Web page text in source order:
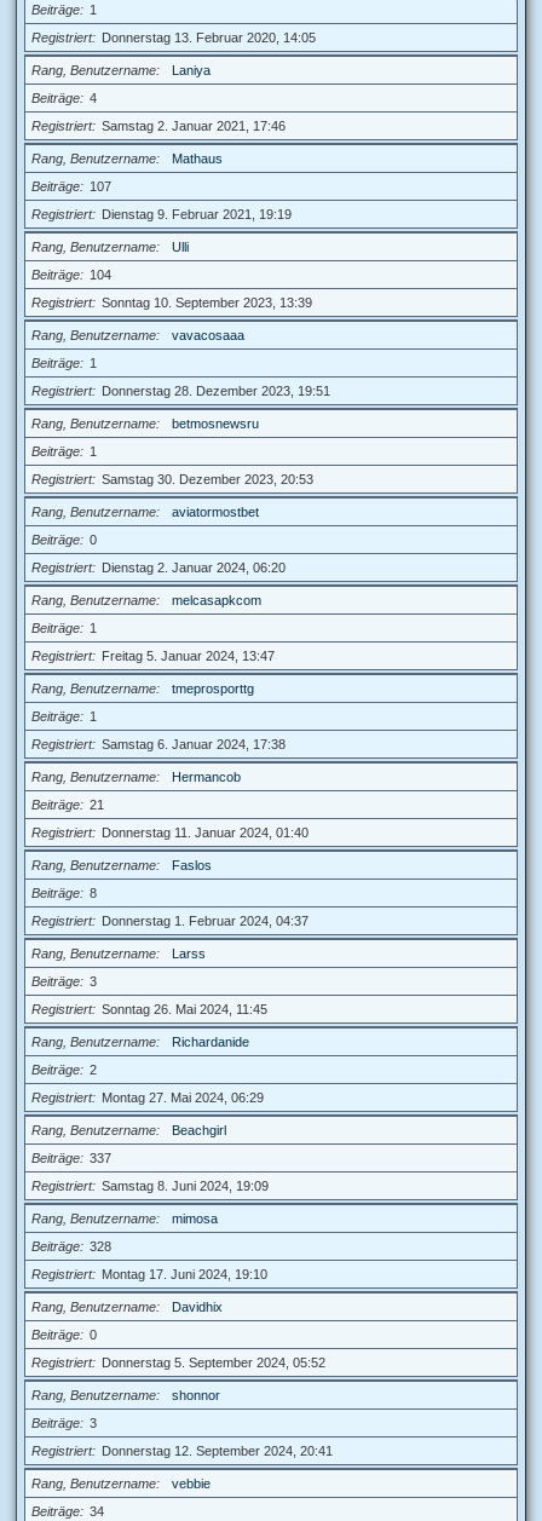
Beiträge
1
Registriert
Donnerstag 13. Februar 2020, 14:05
Rang, Benutzername
Laniya
Beiträge
4
Registriert
Samstag 2. Januar 2021, 17:46
Rang, Benutzername
Mathaus
Beiträge
107
Registriert
Dienstag 9. Februar 2021, 19:19
Rang, Benutzername
Ulli
Beiträge
104
Registriert
Sonntag 10. September 2023, 13:39
Rang, Benutzername
vavacosaaa
Beiträge
1
Registriert
Donnerstag 28. Dezember 2023, 19:51
Rang, Benutzername
betmosnewsru
Beiträge
1
Registriert
Samstag 30. Dezember 2023, 20:53
Rang, Benutzername
aviatormostbet
Beiträge
0
Registriert
Dienstag 2. Januar 2024, 06:20
Rang, Benutzername
melcasapkcom
Beiträge
1
Registriert
Freitag 5. Januar 2024, 13:47
Rang, Benutzername
tmeprosporttg
Beiträge
1
Registriert
Samstag 6. Januar 2024, 17:38
Rang, Benutzername
Hermancob
Beiträge
21
Registriert
Donnerstag 11. Januar 2024, 01:40
Rang, Benutzername
Faslos
Beiträge
8
Registriert
Donnerstag 1. Februar 2024, 04:37
Rang, Benutzername
Larss
Beiträge
3
Registriert
Sonntag 26. Mai 2024, 11:45
Rang, Benutzername
Richardanide
Beiträge
2
Registriert
Montag 27. Mai 2024, 06:29
Rang, Benutzername
Beachgirl
Beiträge
337
Registriert
Samstag 8. Juni 2024, 19:09
Rang, Benutzername
mimosa
Beiträge
328
Registriert
Montag 17. Juni 2024, 19:10
Rang, Benutzername
Davidhix
Beiträge
0
Registriert
Donnerstag 5. September 2024, 05:52
Rang, Benutzername
shonnor
Beiträge
3
Registriert
Donnerstag 12. September 2024, 20:41
Rang, Benutzername
vebbie
Beiträge
34